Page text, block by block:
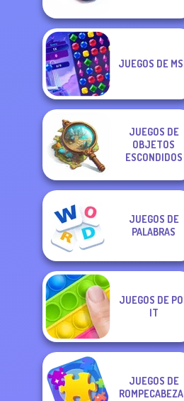
JUEGOS DE
JUEGOS DE
OBJETOS
ESCONDIDOS
JUEGOS DE
PALABRAS
JUEGOS DE
IT
JUEGOS DE